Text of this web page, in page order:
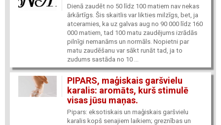
Dienā zaudēt no 50 līdz 100 matiem nav nekas
ārkārtīgs. Šis skaitlis var likties milzīgs, bet, ja
atceramies, ka uz galvas aug no 90 000 līdz 160
000 matiem, tad 100 matu zaudējums izrādās
pilnīgi nemanāms un normāls. Nopietni par
matu zaudēšanu var sākt runāt tad, ja to
zudums sastāda no 10 ...
PIPARS, maģiskais garšvielu
karalis: aromāts, kurš stimulē
visas jūsu maņas.
Pipars: eksotiskais un maģiskais garšvielu
karalis kopš senajiem laikiem; greznības un